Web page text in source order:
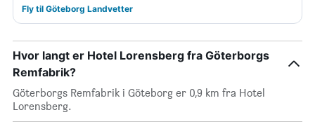
Fly til Göteborg Landvetter
Hvor langt er Hotel Lorensberg fra Göterborgs
Remfabrik?
Göterborgs Remfabrik i Göteborg er 0,9 km fra Hotel
Lorensberg.